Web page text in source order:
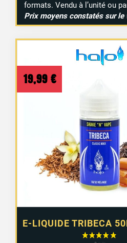
formats. Vendu à l’unité ou
Prix moyens constatés sur le
E-LIQUIDE TRIBECA
19,99 €